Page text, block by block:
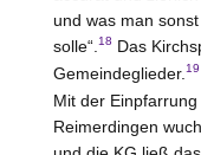
und was man
solle“. 18 Das
Gemeindeglieder. 19
Mit der
Reimerdingen